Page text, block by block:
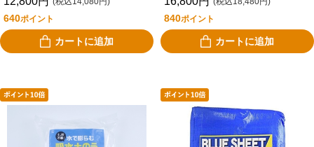
640ポイント
カートに追加
840ポイント
カートに追加